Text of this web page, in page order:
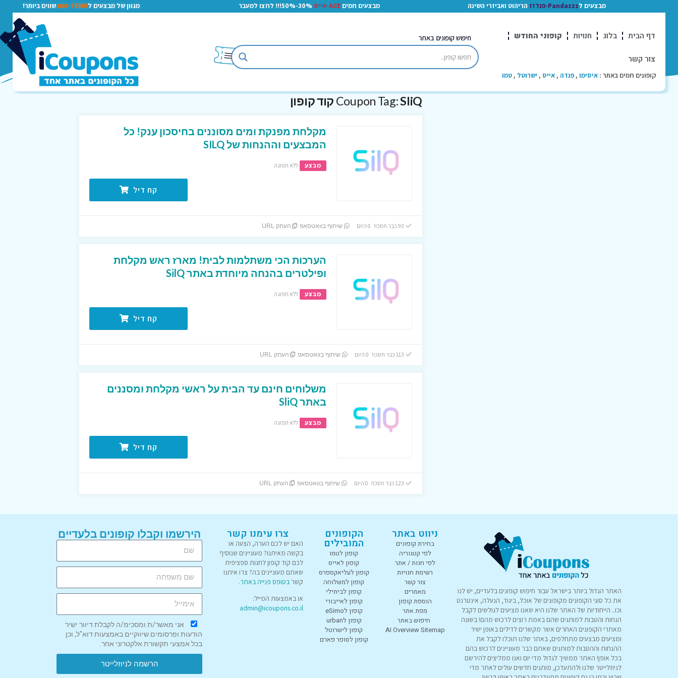
מבצעים לPandazzz-פנדזז הריהוט ואביזרי השינה מבצעים חמיםACE-אייס 30%-50%!!! לחצו למעבר מגוון של מבצעים לTEMU-טמו שווים ביותר!
דף הבית בלוג חנויות קופוני החודש
צור קשר
קופונים חמים באתר : איסימו ,פנדה ,אייס , ישרוטל ,טמו
חיפוש קופונים באתר
Coupon Tag:SliQ קוד קופון
מקלחת מפנקת ומים מסוננים בחיסכון ענק! כל
המבצעים וההנחות של SILQ
מבצע ללא תפוגה
קח דיל
שיתוף בוואטסאפ העתק URL
הערכות הכי משתלמות לבית! מארז ראש מקלחת
ופילטרים בהנחה מיוחדת באתר SilQ
מבצע ללא תפוגה
קח דיל
שיתוף בוואטסאפ העתק URL
משלוחים חינם עד הבית על ראשי מקלחת ומסננים
באתר SliQ
מבצע ללא תפוגה
קח דיל
שיתוף בוואטסאפ העתק URL
האתר הגדול ביותר בישראל עבור חיפוש קופונים בלעדיים, יש לנו
את כל סוגי הקופונים מקופונים של אוכל, ביגוד, הנעלה, אינטרנט
וכו.. הייחודיות של האתר שלנו היא שאנו מציעים לגולשים לקבל
הנחות והטבות למותגים שהם באמת רוצים לרכוש מהם! בשונה
מאתרי הקופונים האחרים אשר מקשרים לדילים באופן ישיר
ומציעים מבצעים מתחלפים, באתר שלנו תוכלו לקבל את
ההנחות וההטבות למותגים שאתם כבר מעוניינים לרכוש בהם
בכל אופן! האתר ממשיך לגדול מדי יום ואנו ממליצים להירשם
לניוזלייטר שלנו ולהתעדכן, מותגים חדשים עולים לאתר מדי
ניווט באתר
בחירת קופונים
לפי קטגוריה
לפי חנות / אתר
רשימת חנויות
צור קשר
מאמרים
הוספת קופון
מפת אתר
חיפוש באתר
AI Overview Sitemap
הקופונים
המובילים
קופון לטמו
קופון לאייס
קופון לעליאקספרס
קופון למשלוחה
קופון לביתילי
קופון לאייבורי
קופון לeSimo
קופון לurban
קופון לישרוטל
קופון לסופר פארם
צרו עימנו קשר
האם יש לכם הערה, הצעה או
בקשה מאיתנו? מעוניינים שנוסיף
לכם קוד קופון לחנות ספציפית
שאתם מעוניינים בה? צרו איתנו
קשר בטופס פנייה באתר.
או באמצעות המייל:
admin@icoupons.co.il
הירשמו וקבלו קופונים בלעדיים
אני מאשר/ת ומסכימ/ה לקבלת דיוור ישיר
הודעות ופרסומים שיווקיים באמצעות דוא"ל, וכן
בכל אמצעי תקשורת אלקטרוני אחר.
הרשמה לניוזלייטר